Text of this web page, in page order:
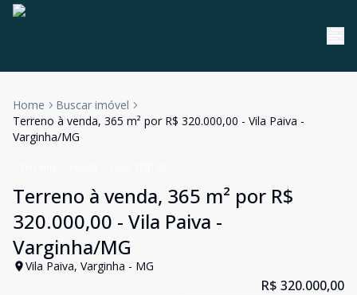
Home
Buscar imóvel
Terreno à venda, 365 m² por R$ 320.000,00 - Vila Paiva -
Varginha/MG
Terreno à venda, 365 m² por R$
320.000,00 - Vila Paiva -
Varginha/MG
Vila Paiva, Varginha - MG
R$ 320.000,00